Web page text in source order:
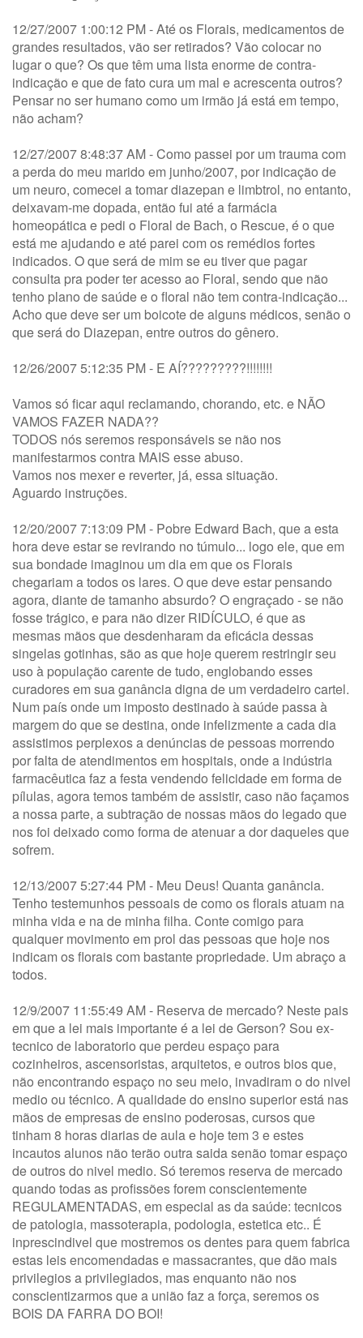
12/27/2007 1:00:12 PM - Até os Florais, medicamentos de
grandes resultados, vão ser retirados? Vão colocar no
lugar o que? Os que têm uma lista enorme de contra-
indicação e que de fato cura um mal e acrescenta outros?
Pensar no ser humano como um irmão já está em tempo,
não acham?
12/27/2007 8:48:37 AM - Como passei por um trauma com
a perda do meu marido em junho/2007, por indicação de
um neuro, comecei a tomar diazepan e limbtrol, no entanto,
deixavam-me dopada, então fui até a farmácia
homeopática e pedi o Floral de Bach, o Rescue, é o que
está me ajudando e até parei com os remédios fortes
indicados. O que será de mim se eu tiver que pagar
consulta pra poder ter acesso ao Floral, sendo que não
tenho plano de saúde e o floral não tem contra-indicação...
Acho que deve ser um boicote de alguns médicos, senão o
que será do Diazepan, entre outros do gênero.
12/26/2007 5:12:35 PM - E AÍ?????????!!!!!!!!
Vamos só ficar aqui reclamando, chorando, etc. e NÃO
VAMOS FAZER NADA??
TODOS nós seremos responsáveis se não nos
manifestarmos contra MAIS esse abuso.
Vamos nos mexer e reverter, já, essa situação.
Aguardo instruções.
12/20/2007 7:13:09 PM - Pobre Edward Bach, que a esta
hora deve estar se revirando no túmulo... logo ele, que em
sua bondade imaginou um dia em que os Florais
chegariam a todos os lares. O que deve estar pensando
agora, diante de tamanho absurdo? O engraçado - se não
fosse trágico, e para não dizer RIDÍCULO, é que as
mesmas mãos que desdenharam da eficácia dessas
singelas gotinhas, são as que hoje querem restringir seu
uso à população carente de tudo, englobando esses
curadores em sua ganância digna de um verdadeiro cartel.
Num país onde um imposto destinado à saúde passa à
margem do que se destina, onde infelizmente a cada dia
assistimos perplexos a denúncias de pessoas morrendo
por falta de atendimentos em hospitais, onde a indústria
farmacêutica faz a festa vendendo felicidade em forma de
pílulas, agora temos também de assistir, caso não façamos
a nossa parte, a subtração de nossas mãos do legado que
nos foi deixado como forma de atenuar a dor daqueles que
sofrem.
12/13/2007 5:27:44 PM - Meu Deus! Quanta ganância.
Tenho testemunhos pessoais de como os florais atuam na
minha vida e na de minha filha. Conte comigo para
qualquer movimento em prol das pessoas que hoje nos
indicam os florais com bastante propriedade. Um abraço a
todos.
12/9/2007 11:55:49 AM - Reserva de mercado? Neste pais
em que a lei mais importante é a lei de Gerson? Sou ex-
tecnico de laboratorio que perdeu espaço para
cozinheiros, ascensoristas, arquitetos, e outros bios que,
não encontrando espaço no seu meio, invadiram o do nivel
medio ou técnico. A qualidade do ensino superior está nas
mãos de empresas de ensino poderosas, cursos que
tinham 8 horas diarias de aula e hoje tem 3 e estes
incautos alunos não terão outra saida senão tomar espaço
de outros do nivel medio. Só teremos reserva de mercado
quando todas as profissões forem conscientemente
REGULAMENTADAS, em especial as da saúde: tecnicos
de patologia, massoterapia, podologia, estetica etc.. É
inprescindivel que mostremos os dentes para quem fabrica
estas leis encomendadas e massacrantes, que dão mais
privilegios a privilegiados, mas enquanto não nos
conscientizarmos que a união faz a força, seremos os
BOIS DA FARRA DO BOI!